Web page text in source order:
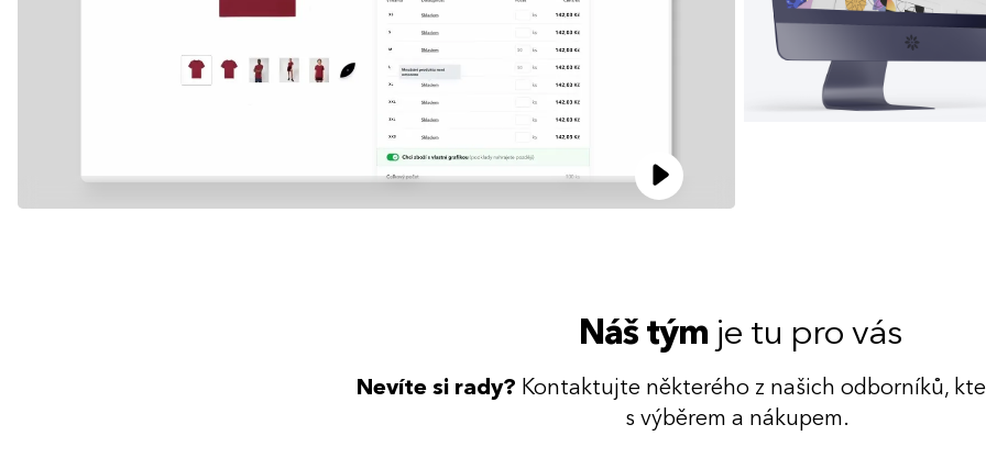
Náš tým je tu pro vás
Nevíte si rady? Kontaktujte některého z našich odborníků,
s výběrem a nákupem.